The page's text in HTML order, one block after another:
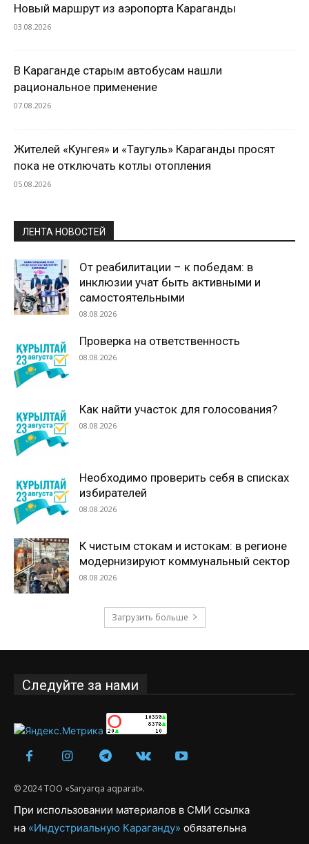
Новый маршрут из аэропорта Караганды
03.08.2026
В Караганде старым автобусам нашли
рациональное применение
07.08.2026
Жителей «Кунгея» и «Таугуль» Караганды просят
пока не отключать котлы отопления
05.08.2026
ЛЕНТА НОВОСТЕЙ
От реабилитации – к победам: в
инклюзии учат быть активными и
самостоятельными
08.08.2026
Проверка на ответственность
08.08.2026
Как найти участок для голосования?
08.08.2026
Необходимо проверить себя в списках
избирателей
08.08.2026
К чистым стокам и истокам: в регионе
модернизируют коммунальный сектор
08.08.2026
Загрузить больше
Следуйте за нами
© 2024 ТОО «Saryarqa aqparat».
При использовании материалов в СМИ ссылка
на «Индустриальную Караганду» обязательна